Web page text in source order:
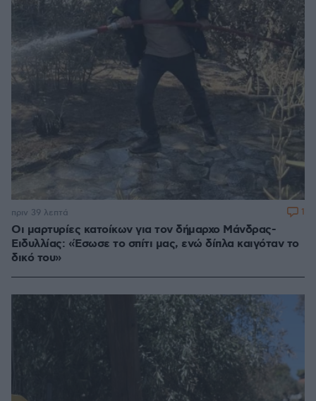
Οι μαρτυρίες κατοίκων για τον δήμαρχο Μάνδρας-
Ειδυλλίας: «Έσωσε το σπίτι μας, ενώ δίπλα καιγόταν το
δικό του»
πριν 39 λεπτά 1